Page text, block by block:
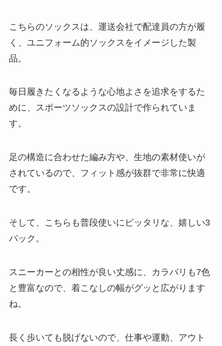
こちらのソックスは、運送会社で配達員の方が履
く、ユニフォーム的ソックスをイメージした製
品。
毎日履きたくなるような心地よさを追求をするた
めに、スポーツソックスの設計で作られていま
す。
足の構造に合わせた編み方や、生地の素材使いが
されているので、フィット感が抜群で非常に快適
です。
そして、こちらも普段使いにピッタリな、嬉しい3
パック。
スニーカーとの相性が良い丈感に、カラバリも7色
と豊富なので、着こなしの幅がグッと広がります
ね。
長く歩いても脱げないので、仕事や運動、アウト